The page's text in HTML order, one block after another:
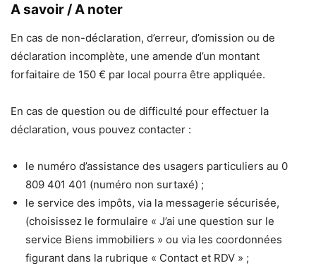
A savoir / A noter
En cas de non-déclaration, d’erreur, d’omission ou de
déclaration incomplète, une amende d’un montant
forfaitaire de 150 € par local pourra être appliquée.
En cas de question ou de difficulté pour effectuer la
déclaration, vous pouvez contacter :
le numéro d’assistance des usagers particuliers au 0
809 401 401 (numéro non surtaxé) ;
le service des impôts, via la messagerie sécurisée,
(choisissez le formulaire « J’ai une question sur le
service Biens immobiliers » ou via les coordonnées
figurant dans la rubrique « Contact et RDV » ;